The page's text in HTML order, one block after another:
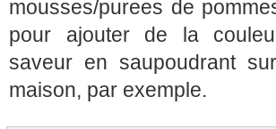
mousses/purees de
pour ajouter de la
saveur en saupoudrant
maison, par exemple.